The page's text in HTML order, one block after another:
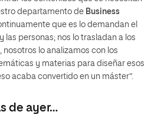
departamento de Business
que es lo demandan el
las personas; nos lo trasladan a los
nosotros lo analizamos con los
y materias para diseñar esos
acaba convertido en un máster”.
de ayer…